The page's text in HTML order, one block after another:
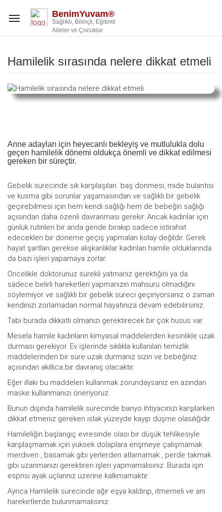
Toggle
BenimYuvam®
Sağlıklı, Bilinçli, Eğitimli
Aileler ve Çocuklar
Hamilelik sırasında nelere dikkat etmeli
Anne adayları için heyecanlı bekleyiş ve mutlulukla dolu
geçen hamilelik dönemi oldukça önemli ve dikkat edilmesi
gereken bir süreçtir.
Gebelik sürecinde sık karşılaşılan baş dönmesi, mide bulantısı
ve kusma gibi sorunlar yaşamasından ve sağlıklı bir gebelik
geçirebilmesi için hem kendi sağlığı hem de bebeğin sağlığı
açısından daha özenli davranması gerekir. Ancak kadınlar için
günlük rutinleri bir anda geride bırakıp sadece istirahat
edecekleri bir döneme geçiş yapmaları kolay değildir. Gerek
hayat şartları gerekse alışkanlıklar kadınları hamile olduklarında
da bazı işleri yapamaya zorlar.
Öncelikle doktorunuz sürekli yatmanız gerektiğini ya da
sadece belirli hareketleri yapmanızın mahsuru olmadığını
söylemiyor ve sağlıklı bir gebelik süreci geçiriyorsanız o zaman
kendinizi zorlamadan normal hayatınıza devam edebilirsiniz.
Tabi burada dikkatli olmanızı gerektirecek bir çok husus var.
Mesela hamile kadınların kimyasal maddelerden kesinlikle uzak
durması gerekiyor. Ev işlerinde sıklıkla kullanılan temizlik
maddelerinden bir süre uzak durmanız sizin ve bebeğiniz
açısından akıllıca bir davranış olacaktır.
Eğer illaki bu maddeleri kullanmak zorundaysanız en azından
maske kullanmanızı öneriyoruz.
Bunun dışında hamilelik sürecinde banyo ihtiyacınızı karşılarken
dikkat etmeniz gereken ıslak yüzeyde kayıp düşme olasılığıdır.
Hamileliğin başlangıç evresinde olası bir düşük tehlikesiyle
karşılaşmamak için yüksek dolaplara erişmeye çalışmamak
merdiven , basamak gibi yerlerden atlamamak , perde takmak
gibi uzanmanızı gerektiren işleri yapmamalısınız. Burada işin
esprisi ayak uçlarınız üzerine kalkmamaktır.
Ayrıca Hamilelik sürecinde ağır eşya kaldırıp, itmemeli ve ani
hareketlerde bulunmamalısınız.